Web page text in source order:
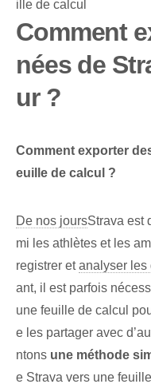
Comment
nées de
ur ?
Comment exporter
euille de calcul ?
De nos joursStrava est
mi les athlètes et les
registrer etanalyser les
ant, il est parfois
une feuille de calcul
e les partager avec
ntons une méthode
e Strava vers une